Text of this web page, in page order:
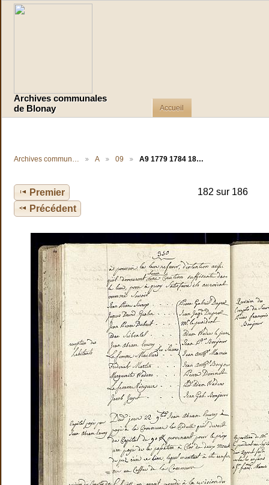
Archives communales
de Blonay
Accueil
Archives commun… A 09 A9 1779 1784 18…
Premier
Précédent
182 sur 186